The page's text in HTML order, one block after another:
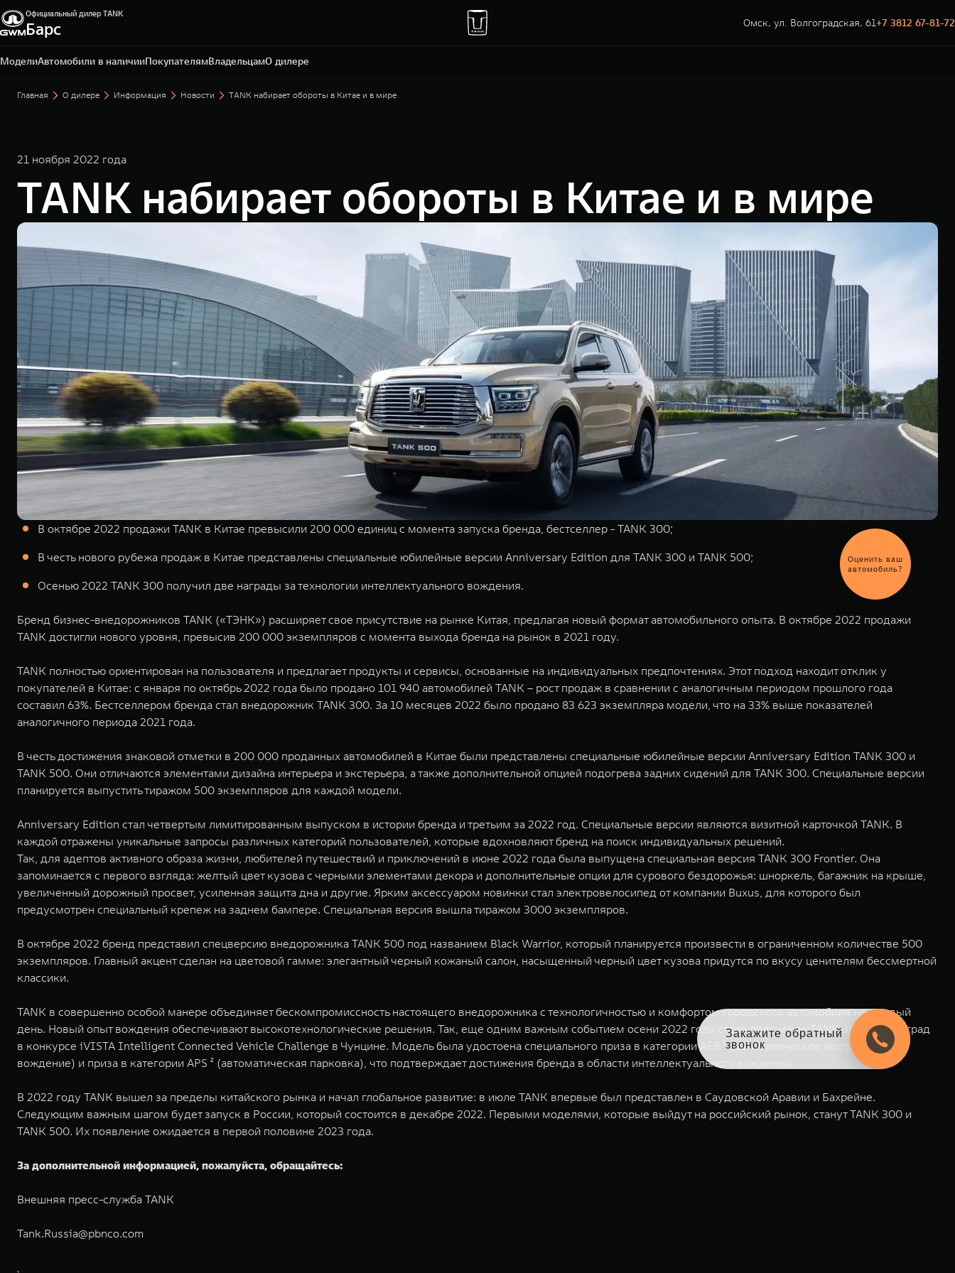
Официальный дилер TANK
Барс Омск, ул. Волгоградская, 61+7 3812 67-81-72
МоделиАвтомобили в наличииПокупателямВладельцамО дилере
Омск, ул. Волгоградская, 61
+7 3812 67-81-72
Главная О дилере Информация Новости TANK набирает обороты в Китае и в мире
21 ноября 2022 года
TANK набирает обороты в Китае и в мире
В октябре 2022 продажи TANK в Китае превысили 200 000 единиц с момента запуска бренда, бестселлер - TANK 300;
В честь нового рубежа продаж в Китае представлены специальные юбилейные версии Anniversary Edition для TANK 300 и TANK 500;
Осенью 2022 TANK 300 получил две награды за технологии интеллектуального вождения.
Бренд бизнес-внедорожников TANK («ТЭНК») расширяет свое присутствие на рынке Китая, предлагая новый формат автомобильного опыта. В октябре 2022 продажи
TANK достигли нового уровня, превысив 200 000 экземпляров с момента выхода бренда на рынок в 2021 году.
TANK полностью ориентирован на пользователя и предлагает продукты и сервисы, основанные на индивидуальных предпочтениях. Этот подход находит отклик у
покупателей в Китае: с января по октябрь 2022 года было продано 101 940 автомобилей TANK – рост продаж в сравнении с аналогичным периодом прошлого года
составил 63%. Бестселлером бренда стал внедорожник TANK 300. За 10 месяцев 2022 было продано 83 623 экземпляра модели, что на 33% выше показателей
аналогичного периода 2021 года.
В честь достижения знаковой отметки в 200 000 проданных автомобилей в Китае были представлены специальные юбилейные версии Anniversary Edition TANK 300 и
TANK 500. Они отличаются элементами дизайна интерьера и экстерьера, а также дополнительной опцией подогрева задних сидений для TANK 300. Специальные версии
планируется выпустить тиражом 500 экземпляров для каждой модели.
Anniversary Edition стал четвертым лимитированным выпуском в истории бренда и третьим за 2022 год. Специальные версии являются визитной карточкой TANK. В
каждой отражены уникальные запросы различных категорий пользователей, которые вдохновляют бренд на поиск индивидуальных решений.
Так, для адептов активного образа жизни, любителей путешествий и приключений в июне 2022 года была выпущена специальная версия TANK 300 Frontier. Она
запоминается с первого взгляда: желтый цвет кузова с черными элементами декора и дополнительные опции для сурового бездорожья: шноркель, багажник на крыше,
увеличенный дорожный просвет, усиленная защита дна и другие. Ярким аксессуаром новинки стал электровелосипед от компании Buxus, для которого был
предусмотрен специальный крепеж на заднем бампере. Специальная версия вышла тиражом 3000 экземпляров.
В октябре 2022 бренд представил спецверсию внедорожника TANK 500 под названием Black Warrior, который планируется произвести в ограниченном количестве 500
экземпляров. Главный акцент сделан на цветовой гамме: элегантный черный кожаный салон, насыщенный черный цвет кузова придутся по вкусу ценителям бессмертной
классики.
TANK в совершенно особой манере объединяет бескомпромиссность настоящего внедорожника с технологичностью и комфортом городского автомобиля на каждый
день. Новый опыт вождения обеспечивают высокотехнологические решения. Так, еще одним важным событием осени 2022 года стало получение TANK 300 двух наград
в конкурсе iVISTA Intelligent Connected Vehicle Challenge в Чунцине. Модель была удостоена специального приза в категории AEB ¹ (автоматическое экстренное
вождение) и приза в категории APS ² (автоматическая парковка), что подтверждает достижения бренда в области интеллектуального вождения.
В 2022 году TANK вышел за пределы китайского рынка и начал глобальное развитие: в июле TANK впервые был представлен в Саудовской Аравии и Бахрейне.
Следующим важным шагом будет запуск в России, который состоится в декабре 2022. Первыми моделями, которые выйдут на российский рынок, станут TANK 300 и
TANK 500. Их появление ожидается в первой половине 2023 года.
За дополнительной информацией, пожалуйста, обращайтесь:
Внешняя пресс-служба TANK
Tank.Russia@pbnco.com
Закажите обратный
звонок
обмен
автомобиля